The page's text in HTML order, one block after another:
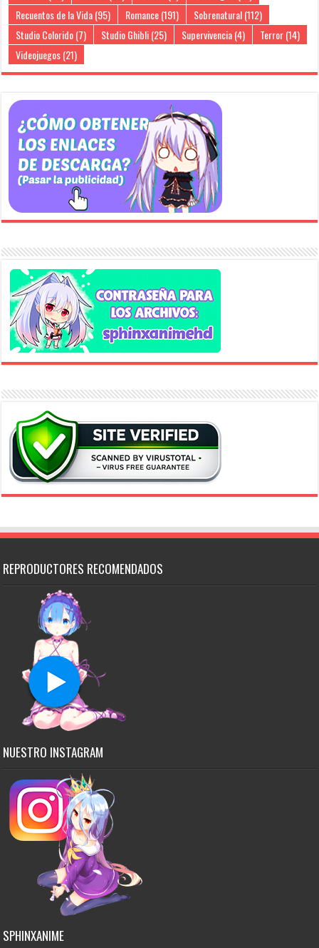
Recuentos de la Vida(95) Romance(191) Sobrenatural(112)
Studio Colorido(7) Studio Ghibli(25) Supervivencia(4) Terror(14)
Videojuegos(21)
REPRODUCTORES RECOMENDADOS
NUESTRO INSTAGRAM
SPHINXANIME